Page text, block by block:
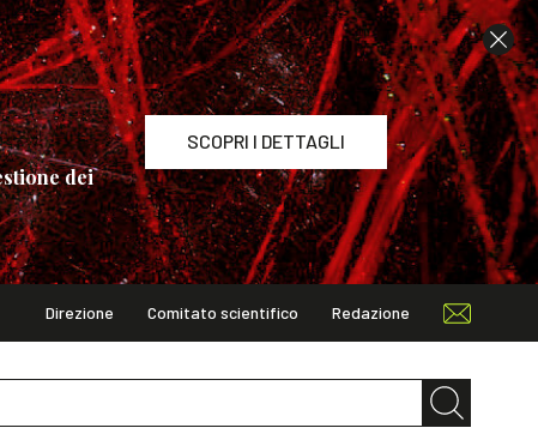
dei
SCOPRI I DETTAGLI
Direzione Comitato scientifico Redazione